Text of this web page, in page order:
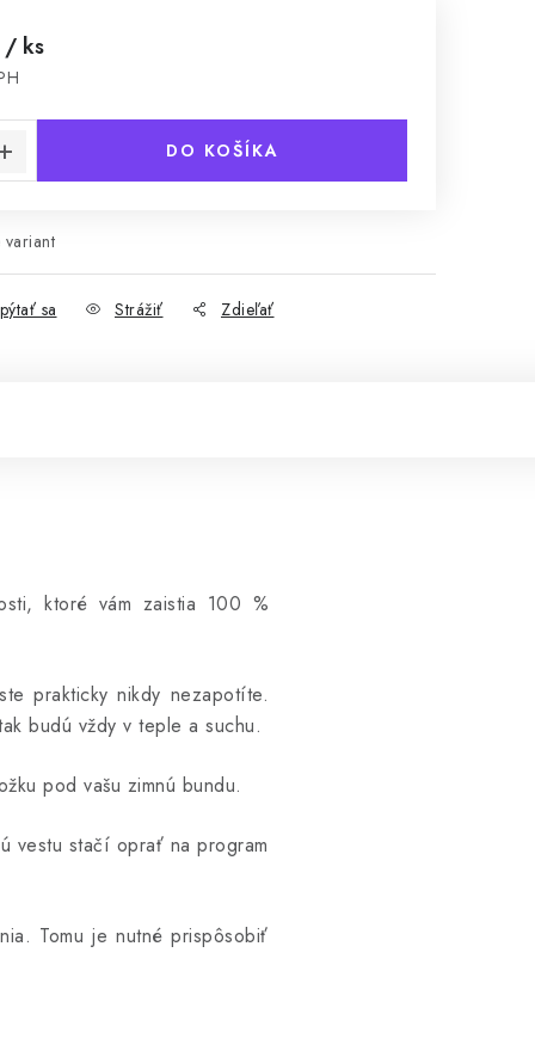
/ ks
DO KOŠÍKA
variant
sa Strážiť Zdieľať
ktoré vám zaistia 100 %
prakticky nikdy nezapotíte.
budú vždy v teple a suchu.
pod vašu zimnú bundu.
vestu stačí oprať na program
Tomu je nutné prispôsobiť